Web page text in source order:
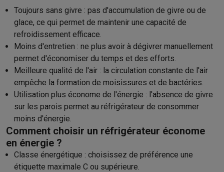
Toujours sans givre : pas d'accumulation de givre ou de
glace, ce qui permet de maintenir une capacité de
refroidissement efficace.
Moins d'entretien : ne plus avoir à dégivrer manuellement
permet d'économiser du temps et des efforts.
Meilleure qualité de l'air : la circulation constante de l'air
empêche la formation de moisissures et de bactéries.
Utilisation plus économe de l'énergie : l'absence de givre
sur les parois permet au réfrigérateur de consommer
moins d'énergie.
Comment choisir un réfrigérateur économe
en énergie ?
Classe énergétique : choisissez de préférence une
étiquette maximale C ou supérieure.